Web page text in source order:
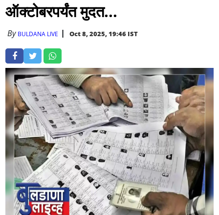
ऑक्टोबरपर्यंत मुदत...
By BULDANA LIVE Oct 8, 2025, 19:46 IST